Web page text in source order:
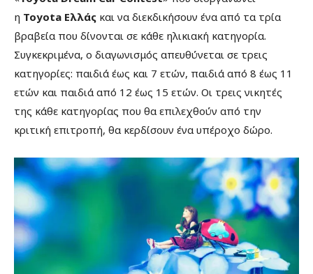
η Toyota Ελλάς και να διεκδικήσουν ένα από τα τρία
βραβεία που δίνονται σε κάθε ηλικιακή κατηγορία.
Συγκεκριμένα, ο διαγωνισμός απευθύνεται σε τρεις
κατηγορίες: παιδιά έως και 7 ετών, παιδιά από 8 έως 11
ετών και παιδιά από 12 έως 15 ετών. Οι τρεις νικητές
της κάθε κατηγορίας που θα επιλεχθούν από την
κριτική επιτροπή, θα κερδίσουν ένα υπέροχο δώρο.